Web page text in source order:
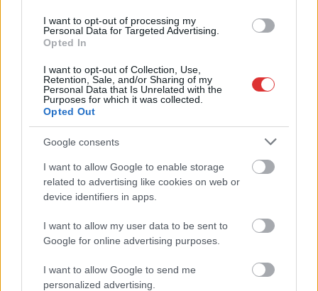
I want to opt-out of processing my
Personal Data for Targeted Advertising.
Opted In
I want to opt-out of Collection, Use,
Retention, Sale, and/or Sharing of my
Personal Data that Is Unrelated with the
Purposes for which it was collected.
Opted Out
Google consents
I want to allow Google to enable storage
related to advertising like cookies on web or
device identifiers in apps.
I want to allow my user data to be sent to
Google for online advertising purposes.
I want to allow Google to send me
personalized advertising.
Kék hírek autófeltörés,Jász-Nagykun-Szolnok vármegye
közbiztonság,Police.hu,rendőrség,vagyonvédelem
Fontos poszton történt váltás Jászberényben
Július elejétől új
megbízotti feladatokat
Jászberény térségében.
A változás a
Jászberényi Hivatásos